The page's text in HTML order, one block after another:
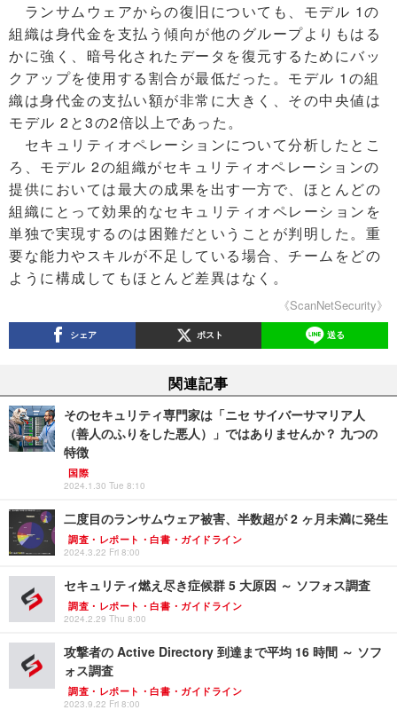
ランサムウェアからの復旧についても、モデル 1の
組織は身代金を支払う傾向が他のグループよりもはる
かに強く、暗号化されたデータを復元するためにバッ
クアップを使用する割合が最低だった。モデル 1の組
織は身代金の支払い額が非常に大きく、その中央値は
モデル 2と3の2倍以上であった。
セキュリティオペレーションについて分析したとこ
ろ、モデル 2の組織がセキュリティオペレーションの
提供においては最大の成果を出す一方で、ほとんどの
組織にとって効果的なセキュリティオペレーションを
単独で実現するのは困難だということが判明した。重
要な能力やスキルが不足している場合、チームをどの
ように構成してもほとんど差異はなく。
《ScanNetSecurity》
シェア ポスト 送る
関連記事
そのセキュリティ専門家は「ニセ サイバーサマリア人
（善人のふりをした悪人）」ではありませんか？ 九つの
特徴
国際
2024.1.30 Tue 8:10
二度目のランサムウェア被害、半数超が 2 ヶ月未満に発生
調査・レポート・白書・ガイドライン
2024.3.22 Fri 8:00
セキュリティ燃え尽き症候群 5 大原因 ～ ソフォス調査
調査・レポート・白書・ガイドライン
2024.2.29 Thu 8:00
攻撃者の Active Directory 到達まで平均 16 時間 ～ ソフ
ォス調査
調査・レポート・白書・ガイドライン
2023.9.22 Fri 8:00